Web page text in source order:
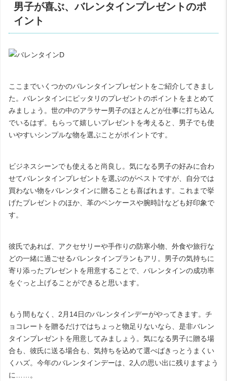
男子が喜ぶ、バレンタインプレゼントのポ
イント
ここまでいくつかのバレンタインプレゼントをご紹介してきまし
た。バレンタインにピッタリのプレゼントのポイントをまとめて
みましょう。世の中のアラサー男子のほとんどが仕事に打ち込ん
でいるはず。もらって嬉しいプレゼントを考えると、男子でも使
いやすいシンプルな物を選ぶことがポイントです。
ビジネスシーンでも使えると尚良し。気になる男子の好みに合わ
せてバレンタインプレゼントを選ぶのがベストですが、自分では
買わない物をバレンタインに贈ることも喜ばれます。これまで挙
げたプレゼントのほか、革のペンケースや腕時計なども好印象で
す。
彼氏であれば、アクセサリーや手作りの防寒小物、外食や旅行な
どの一緒に過ごせるバレンタインプランもアリ。男子の気持ちに
寄り添ったプレゼントを用意することで、バレンタインの成功率
をぐっと上げることができると思います。
もう間もなく、 2 月 14日のバレンタインデーがやってきます。チ
ョコレートを贈るだけではちょっと物足りないなら、是非バレン
タインプレゼントを用意してみましょう。気になる男子に贈る場
合も、彼氏に送る場合も、気持ちを込めて選べばきっとうまくい
くハズ。今年のバレンタインデーは、 2 人の思い出に残りますよう
に……。